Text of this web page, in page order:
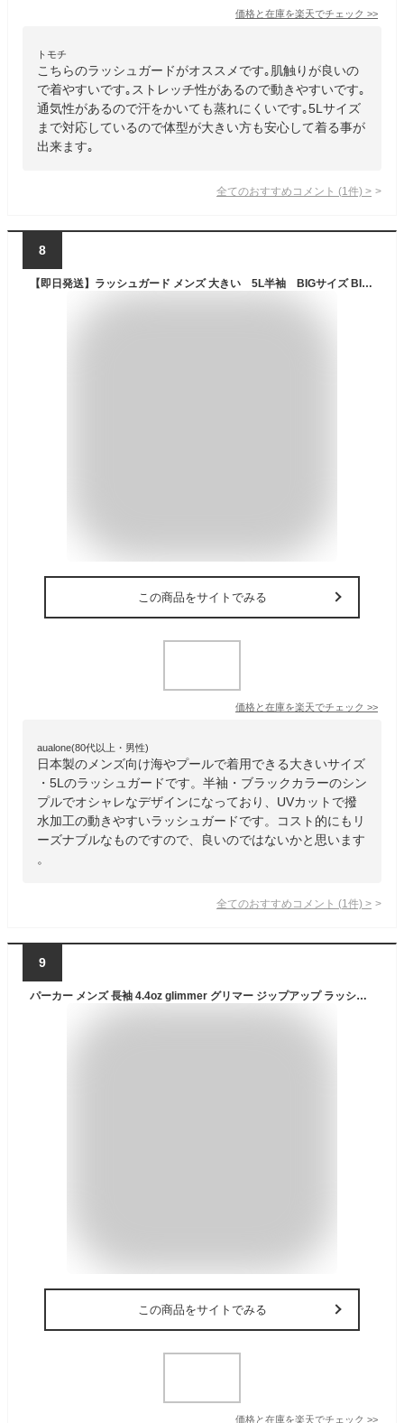
価格と在庫を楽天でチェック >>
トモチ
こちらのラッシュガードがオススメです｡肌触りが良いの
で着やすいです｡ストレッチ性があるので動きやすいです｡
通気性があるので汗をかいても蒸れにくいです｡5Lサイズ
まで対応しているので体型が大きい方も安心して着る事が
出来ます｡
全てのおすすめコメント (1 件) >
8
【即日発送】ラッシュガード メンズ 大きい 5L半袖 BIGサイズ BIARMS バイアームス 【フェイサー】メンズ ラッシュガード半袖ビッグサイズ キングサイズ仕様 UVカット 水着 プール インナー ●楽天ランキング人気商品●
この商品をサイトでみる
価格と在庫を楽天でチェック >>
aualone(80代以上・男性)
日本製のメンズ向け海やプールで着用できる大きいサイズ
・5Lのラッシュガードです。半袖・ブラックカラーのシン
プルでオシャレなデザインになっており、UVカットで撥
水加工の動きやすいラッシュガードです。コスト的にもリ
ーズナブルなものですので、良いのではないかと思います
。
全てのおすすめコメント (1 件) >
9
パーカー メンズ 長袖 4.4oz glimmer グリマー ジップアップ ラッシュガード 00338-AMZ 送料無料 大きいサイズ ユニセックス 男女兼用 夏 紫外線対策 UV対策 UVカット 日焼け防止 お揃い カップル スポーツ SS S M L LL 3L 4L 5L
この商品をサイトでみる
価格と在庫を楽天でチェック >>